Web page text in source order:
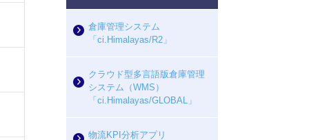
倉庫管理システム
「ci.Himalayas/R2」
クラウド型多言語版倉庫管理
システム（WMS）
「ci.Himalayas/GLOBAL」
物流KPI分析アプリ